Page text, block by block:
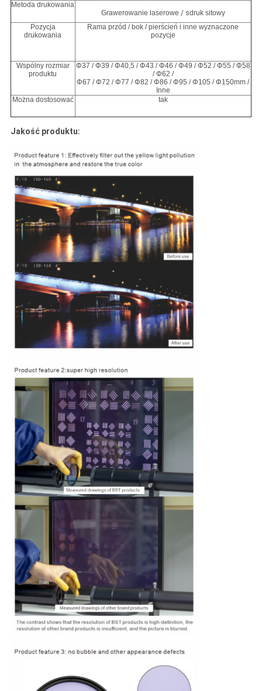
Metoda drukowania
Grawerowanie laserowe / sdruk sitowy
Pozycja
drukowania
Rama przód / bok / pierścień i inne wyznaczone
pozycje
Wspólny rozmiar
produktu
Φ37 / Φ39 / Φ40,5 / Φ43 / Φ46 / Φ49 / Φ52 / Φ55 / Φ58
/ Φ62 /
Φ67 / Φ72 / Φ77 / Φ82 / Φ86 / Φ95 / Φ105 / Φ150mm /
Inne
Można dostosować
tak
Jakość produktu: